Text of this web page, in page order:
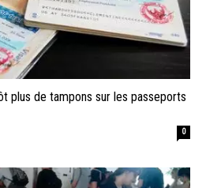
plus de tampons sur les passeports
0